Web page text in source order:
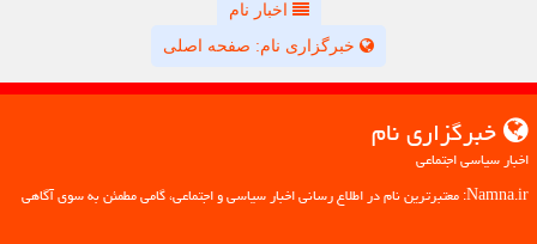
اخبار نام
خبرگزاری نام: صفحه اصلی
خبرگزاری نام
اخبار سیاسی اجتماعی
Namna.ir: معتبرترین نام در اطلاع رسانی اخبار سیاسی و اجتماعی، گامی مطمئن به سوی آگاهی